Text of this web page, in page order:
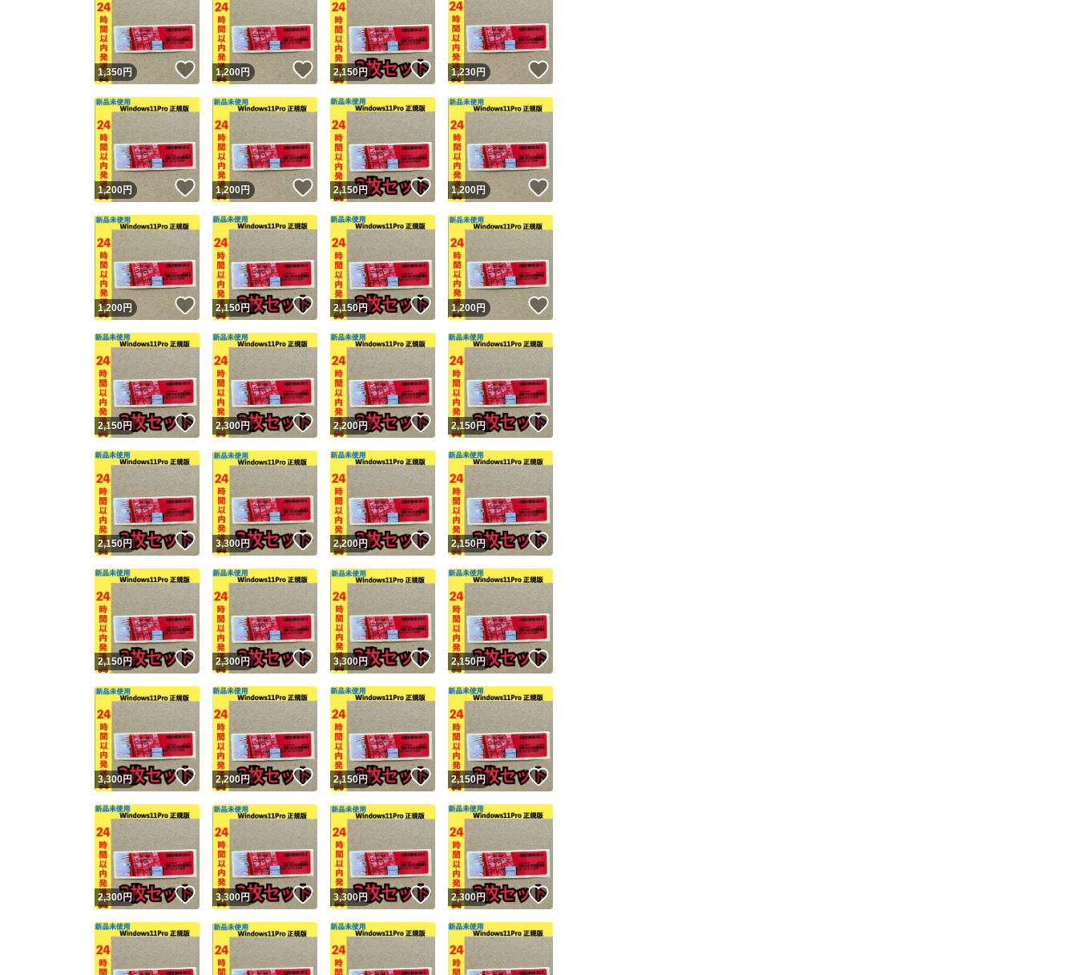
※このバッジは実績に基づく表示であり、発送を保証しているものではありません
スピード＆安心発送
このユーザーは高頻度で24時間以内＆設定した発送日数内に発送してい
ます
スピード発送 このユーザーは高頻度で24時間以内に発送しています
安心発送 このユーザーは設定した発送日数内に発送しています
1,350円 いいね！
1,200円 いいね！
2,150円 いいね！
1,230円
1,200円 いいね！
1,200円 いいね！
2,150円 いいね！
1,200円
1,200円 いいね！
2,150円 いいね！
2,150円 いいね！
1,200円
2,150円 いいね！
2,300円 いいね！
2,200円 いいね！
2,150円
2,150円 いいね！
3,300円 いいね！
2,200円 いいね！
2,150円
2,150円 いいね！
2,300円 いいね！
3,300円 いいね！
2,150円
3,300円 いいね！
2,200円 いいね！
2,150円 いいね！
2,150円
2,300円 いいね！
3,300円 いいね！
3,300円 いいね！
2,300円